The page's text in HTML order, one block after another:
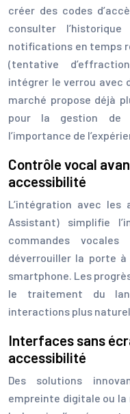
créer des codes
consulter
notifications en temps
(tentative
intégrer le verrou avec
marché propose déjà
pour la gestion de
l’importance de
Contrôle vocal
accessibilité
L’intégration avec les
Assistant) simplifie
commandes
déverrouiller la porte
smartphone. Les
le traitement du
interactions plus
Interfaces sans
accessibilité
Des solutions
empreinte digitale ou